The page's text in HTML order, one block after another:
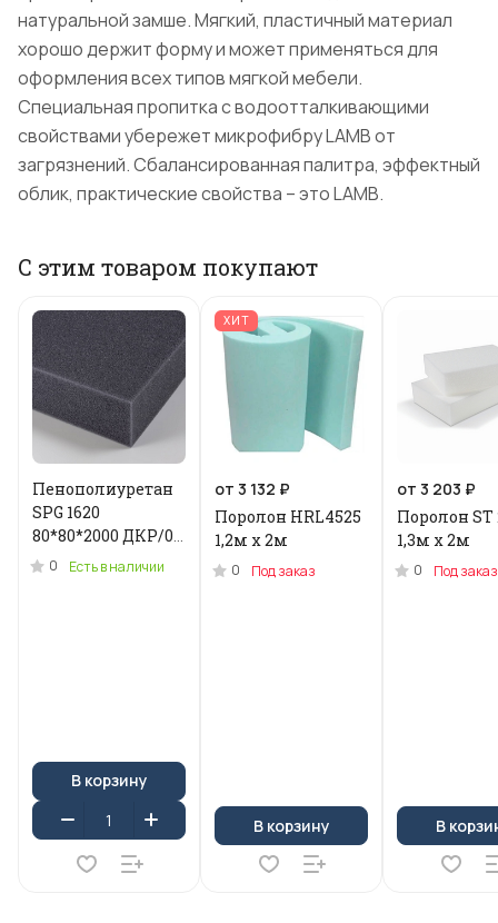
натуральной замше. Мягкий, пластичный материал
хорошо держит форму и может применяться для
оформления всех типов мягкой мебели.
Специальная пропитка с водоотталкивающими
свойствами убережет микрофибру LAMB от
загрязнений. Сбалансированная палитра, эффектный
облик, практические свойства – это LAMB.
С этим товаром покупают
Пенополиуретан
SPG 1620
80*80*2000 ДКР/0.2
кг .N-3955U
0 Есть в наличии
В корзину
ХИТ
от 3 132 ₽
Поролон HRL4525
1,2м x 2м
0 Под заказ
В корзину
от 3 203 ₽
Поролон ST
1,3м х 2м
0 Под заказ
В